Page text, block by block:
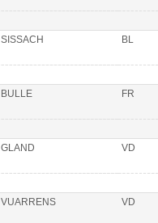
SISSACH BL
BULLE FR
GLAND VD
VUARRENS VD